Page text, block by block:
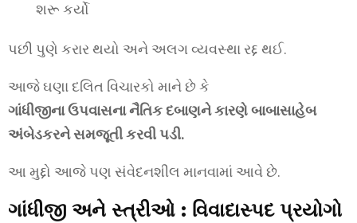
શરૂ કર્યો
પછી પુણે કરાર થયો અને અલગ વ્યવસ્થા રદ્દ થઈ.
આજે ઘણા દલિત વિચારકો માને છે કે
ગાંધીજીના ઉપવાસના નૈતિક દબાણને કારણે બાબાસાહેબ
અંબેડકરને સમજૂતી કરવી પડી.
આ મુદ્દો આજે પણ સંવેદનશીલ માનવામાં આવે છે.
ગાંધીજી અને સ્ત્રીઓ : વિવાદાસ્પદ પ્રયોગો